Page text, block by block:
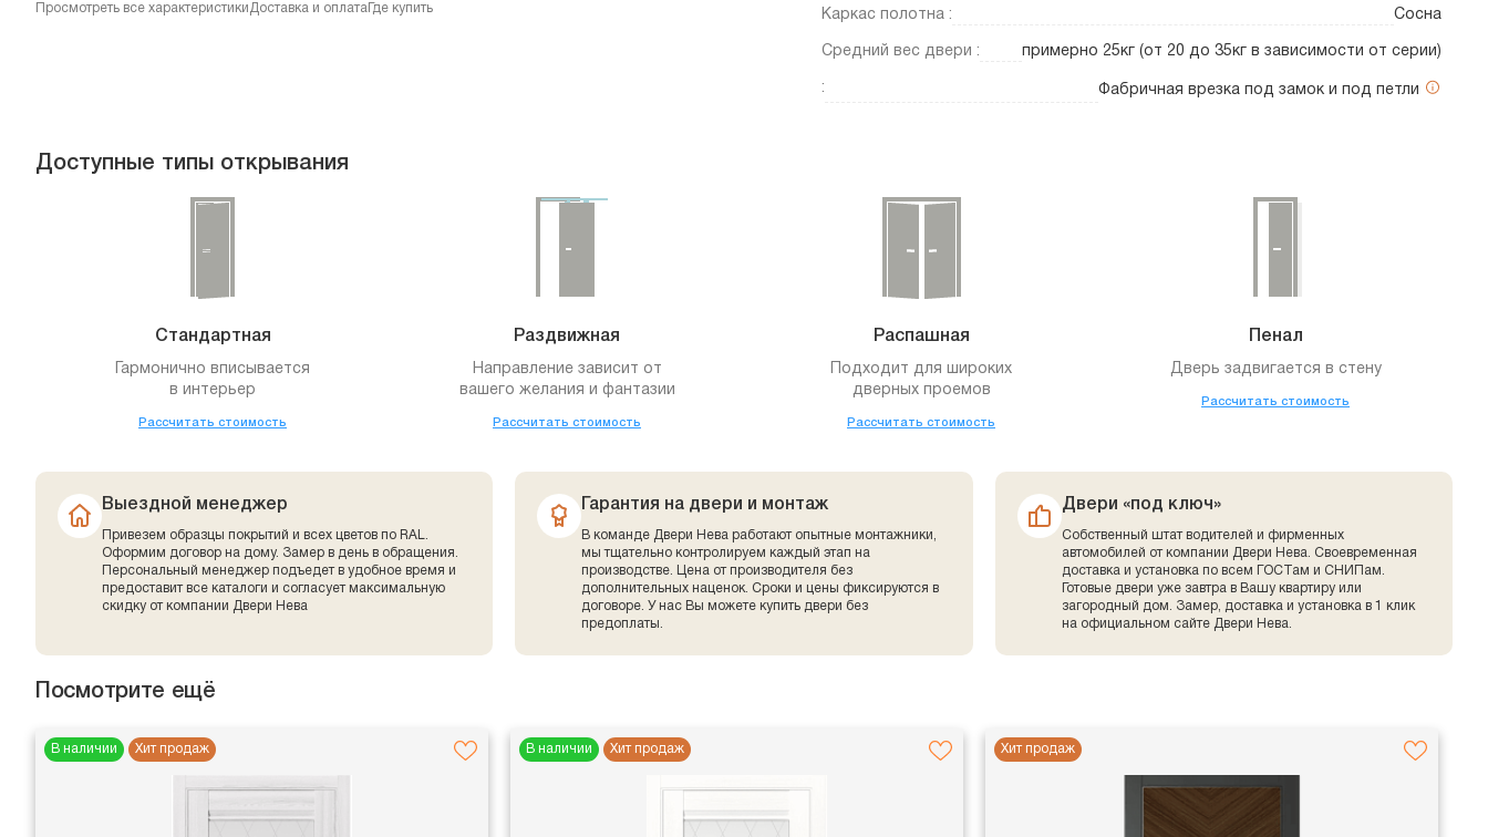
Просмотреть все характеристики Доставка и оплата Где купить Каркас полотна : Сосна
Средний вес двери : примерно 25кг (от 20 до 35кг в зависимости от серии)
: Фабричная врезка под замок и под петли
Доступные типы открывания
Стандартная
Гармонично вписывается
в интерьер
Рассчитать стоимость
Раздвижная
Направление зависит от
вашего желания и фантазии
Рассчитать стоимость
Распашная
Подходит для широких
дверных проемов
Рассчитать стоимость
Пенал
Дверь задвигается в стену
Рассчитать стоимость
Выездной менеджер
Привезем образцы покрытий и всех цветов по RAL.
Оформим договор на дому. Замер в день в обращения.
Персональный менеджер подъедет в удобное время и
предоставит все каталоги и согласует максимальную
скидку от компании Двери Нева
Гарантия на двери и монтаж
В команде Двери Нева работают опытные монтажники,
мы тщательно контролируем каждый этап на
производстве. Цена от производителя без
дополнительных наценок. Сроки и цены фиксируются в
договоре. У нас Вы можете купить двери без
предоплаты.
Двери «под ключ»
Собственный штат водителей и фирменных
автомобилей от компании Двери Нева. Своевременная
доставка и установка по всем ГОСТам и СНИПам.
Готовые двери уже завтра в Вашу квартиру или
загородный дом. Замер, доставка и установка в 1 клик
на официальном сайте Двери Нева.
Посмотрите ещё
В наличии Хит продаж В наличии Хит продаж Хит продаж